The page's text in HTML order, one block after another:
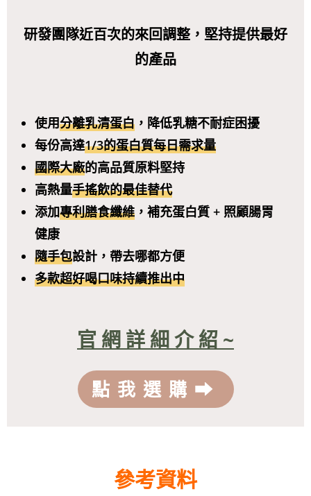
研發團隊近百次的來回調整，堅持提供最好
的產品
使用分離乳清蛋白 ，降低乳糖不耐症困擾
每份高達1/3的蛋白質每日需求量
國際大廠的高品質原料堅持
高熱量手搖飲的最佳替代
添加專利膳食纖維 ，補充蛋白質 + 照顧腸胃
健康
隨手包設計，帶去哪都方便
多款超好喝口味持續推出中
官 網 詳 細 介 紹 ~
點我選購⮕
參考資料